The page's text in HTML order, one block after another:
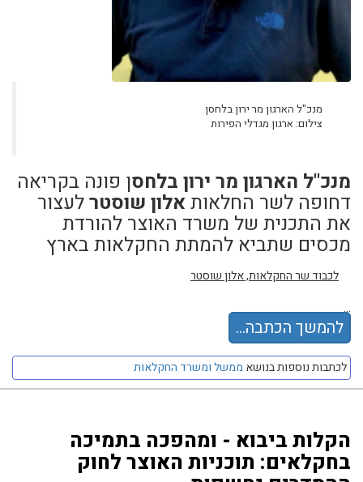
מנכ"ל הארגון מר ירון בלחסן
צילום: ארגון מגדלי הפירות
מנכ"ל הארגון מר ירון בלחסן פונה בקריאה
דחופה לשר החלאותאלון שוסטרלעצור
את התכנית של משרד האוצר להורדת
מכסים שתביא להמתת החקלאות בארץ
לכבוד שר החקלאות, אלון שוסטר
...
להמשך הכתבה...
לכתבות נוספות בנושא ממשל ומשרד החקלאות
הקלות ביבוא - ומהפכה בתמיכה
בחקלאים: תוכניות האוצר לחוק